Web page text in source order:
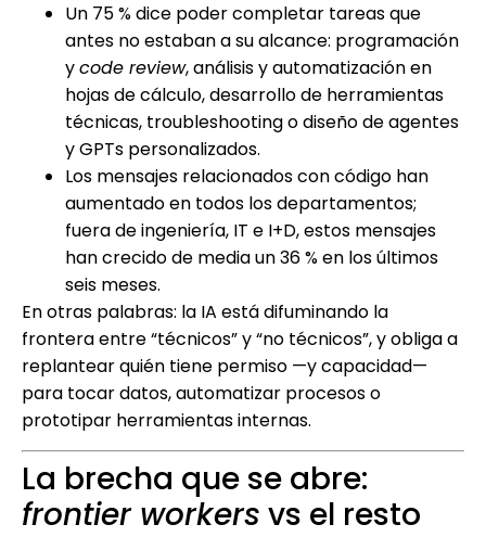
Un 75 % dice poder completar tareas que
antes no estaban a su alcance: programación
ycode review, análisis y automatización en
hojas de cálculo, desarrollo de herramientas
técnicas, troubleshooting o diseño de agentes
y GPTs personalizados.
Los mensajes relacionados con código han
aumentado en todos los departamentos;
fuera de ingeniería, IT e I+D, estos mensajes
han crecido de media un 36 % en los últimos
seis meses.
En otras palabras: la IA está difuminando la
frontera entre “técnicos” y “no técnicos”, y obliga a
replantear quién tiene permiso —y capacidad—
para tocar datos, automatizar procesos o
prototipar herramientas internas.
La brecha que se abre:
frontier workers vs el resto